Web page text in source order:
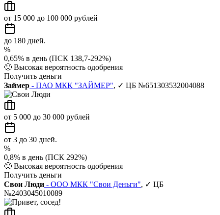
от 15 000 до 100 000 рублей
до 180 дней.
%
0,65% в день (ПСК 138,7-292%)
🙂 Высокая вероятность одобрения
Получить деньги
Займер - ПАО МКК "ЗАЙМЕР", ✓ ЦБ №651303532004088
от 5 000 до 30 000 рублей
от 3 до 30 дней.
%
0,8% в день (ПСК 292%)
🙂 Высокая вероятность одобрения
Получить деньги
Свои Люди - ООО МКК "Свои Деньги", ✓ ЦБ
№2403045010089